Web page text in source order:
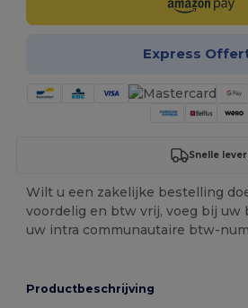
Express
Snelle
Wilt u een zakelijke bestelling
voordelig en btw vrij, voeg bij
uw intra communautaire btw-
Productbeschrijving